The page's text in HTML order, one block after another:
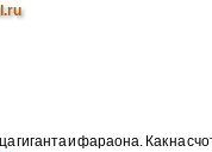
гиганта и фараона. Как на